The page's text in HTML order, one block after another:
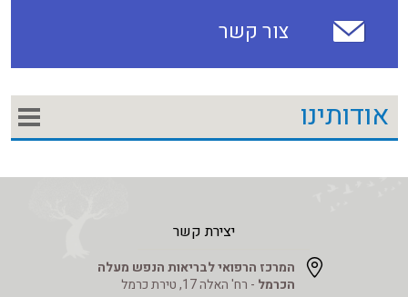
צור קשר
אודותינו
יצירת קשר
המרכז הרפואי לבריאות הנפש מעלה
הכרמל - רח' האלה 17, טירת כרמל